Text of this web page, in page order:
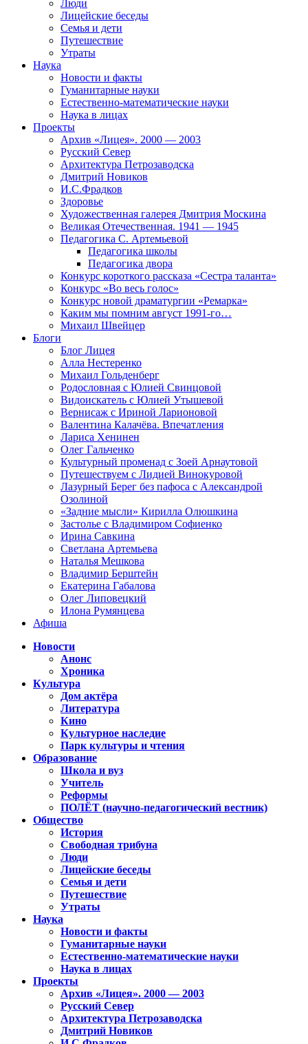
Люди
Лицейские беседы
Семья и дети
Путешествие
Утраты
Наука
Новости и факты
Гуманитарные науки
Естественно-математические науки
Наука в лицах
Проекты
Архив «Лицея». 2000 — 2003
Русский Север
Архитектура Петрозаводска
Дмитрий Новиков
И.С.Фрадков
Здоровье
Художественная галерея Дмитрия Москина
Великая Отечественная. 1941 — 1945
Педагогика С. Артемьевой
Педагогика школы
Педагогика двора
Конкурс короткого рассказа «Сестра таланта»
Конкурс «Во весь голос»
Конкурс новой драматургии «Ремарка»
Каким мы помним август 1991-го…
Михаил Швейцер
Блоги
Блог Лицея
Алла Нестеренко
Михаил Гольденберг
Родословная с Юлией Свинцовой
Видоискатель с Юлией Утышевой
Вернисаж с Ириной Ларионовой
Валентина Калачёва. Впечатления
Лариса Хенинен
Олег Гальченко
Культурный променад с Зоей Арнаутовой
Путешествуем с Лидией Винокуровой
Лазурный Берег без пафоса с Александрой
Озолиной
«Задние мысли» Кирилла Олюшкина
Застолье с Владимиром Софиенко
Ирина Савкина
Светлана Артемьева
Наталья Мешкова
Владимир Берштейн
Екатерина Габалова
Олег Липовецкий
Илона Румянцева
Афиша
Новости
Анонс
Хроника
Культура
Дом актёра
Литература
Кино
Культурное наследие
Парк культуры и чтения
Образование
Школа и вуз
Учитель
Реформы
ПОЛЁТ (научно-педагогический вестник)
Общество
История
Свободная трибуна
Люди
Лицейские беседы
Семья и дети
Путешествие
Утраты
Наука
Новости и факты
Гуманитарные науки
Естественно-математические науки
Наука в лицах
Проекты
Архив «Лицея». 2000 — 2003
Русский Север
Архитектура Петрозаводска
Дмитрий Новиков